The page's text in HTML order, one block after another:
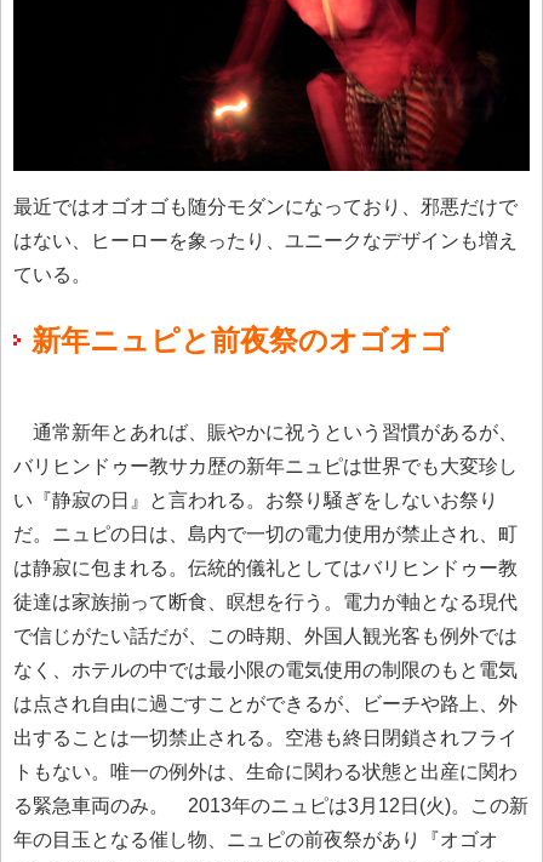
最近ではオゴオゴも随分モダンになっており、邪悪だけで
はない、ヒーローを象ったり、ユニークなデザインも増え
ている。
新年ニュピと前夜祭のオゴオゴ
通常新年とあれば、賑やかに祝うという習慣があるが、
バリヒンドゥー教サカ歴の新年ニュピは世界でも大変珍し
い『静寂の日』と言われる。お祭り騒ぎをしないお祭り
だ。ニュピの日は、島内で一切の電力使用が禁止され、町
は静寂に包まれる。伝統的儀礼としてはバリヒンドゥー教
徒達は家族揃って断食、瞑想を行う。電力が軸となる現代
で信じがたい話だが、この時期、外国人観光客も例外では
なく、ホテルの中では最小限の電気使用の制限のもと電気
は点され自由に過ごすことができるが、ビーチや路上、外
出することは一切禁止される。空港も終日閉鎖されフライ
トもない。唯一の例外は、生命に関わる状態と出産に関わ
る緊急車両のみ。 2013年のニュピは3月12日(火)。この新
年の目玉となる催し物、ニュピの前夜祭があり『オゴオ